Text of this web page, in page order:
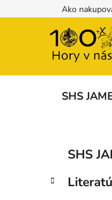
na
Ako
SHS
č
Preskočiť
kategórie
e
SHS